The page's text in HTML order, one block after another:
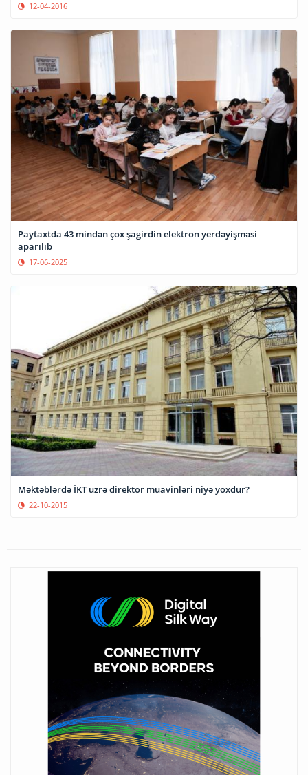
12-04-2016
Paytaxtda 43 mindən çox şagirdin elektron yerdəyişməsi
aparılıb
17-06-2025
Məktəblərdə İKT üzrə direktor müavinləri niyə yoxdur?
22-10-2015